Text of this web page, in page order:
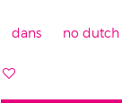
dans no